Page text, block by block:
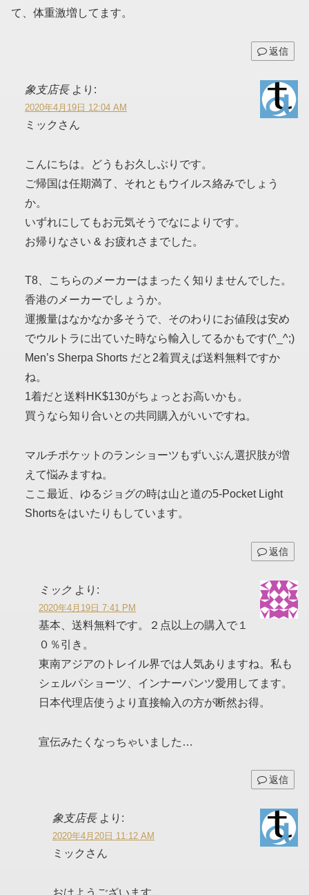
て、体重激増してます。
返信
象支店長 より:
2020年4月19日 12:04 AM
ミックさん
こんにちは。どうもお久しぶりです。
ご帰国は任期満了、それともウイルス絡みでしょう
か。
いずれにしてもお元気そうでなによりです。
お帰りなさい & お疲れさまでした。
T8、こちらのメーカーはまったく知りませんでした。
香港のメーカーでしょうか。
運搬量はなかなか多そうで、そのわりにお値段は安め
でウルトラに出ていた時なら輸入してるかもです(^_^;)
Men’s Sherpa Shorts だと2着買えば送料無料ですか
ね。
1着だと送料HK$130がちょっとお高いかも。
買うなら知り合いとの共同購入がいいですね。
マルチポケットのランショーツもずいぶん選択肢が増
えて悩みますね。
ここ最近、ゆるジョグの時は山と道の5-Pocket Light
Shortsをはいたりもしています。
返信
ミック より:
2020年4月19日 7:41 PM
基本、送料無料です。２点以上の購入で１
０％引き。
東南アジアのトレイル界では人気ありますね。私も
シェルパショーツ、インナーパンツ愛用してます。
日本代理店使うより直接輸入の方が断然お得。
宣伝みたくなっちゃいました…
返信
象支店長 より:
2020年4月20日 11:12 AM
ミックさん
おはようございます。